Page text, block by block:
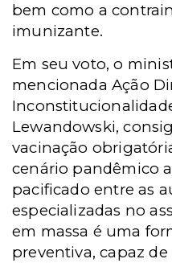
bem como a
imunizante.
Em seu voto, o
mencionada Ação
Lewandowski,
vacinação
cenário pandêmico
pacificado entre as
especializadas no
em massa é uma
preventiva, capaz